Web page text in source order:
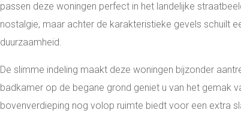
passen deze woningen perfect in het landelijke
nostalgie, maar achter de karakteristieke gevels schuilt
duurzaamheid.
De slimme indeling maakt deze woningen bijzonder
badkamer op de begane grond geniet u van het gemak
bovenverdieping nog volop ruimte biedt voor een extra